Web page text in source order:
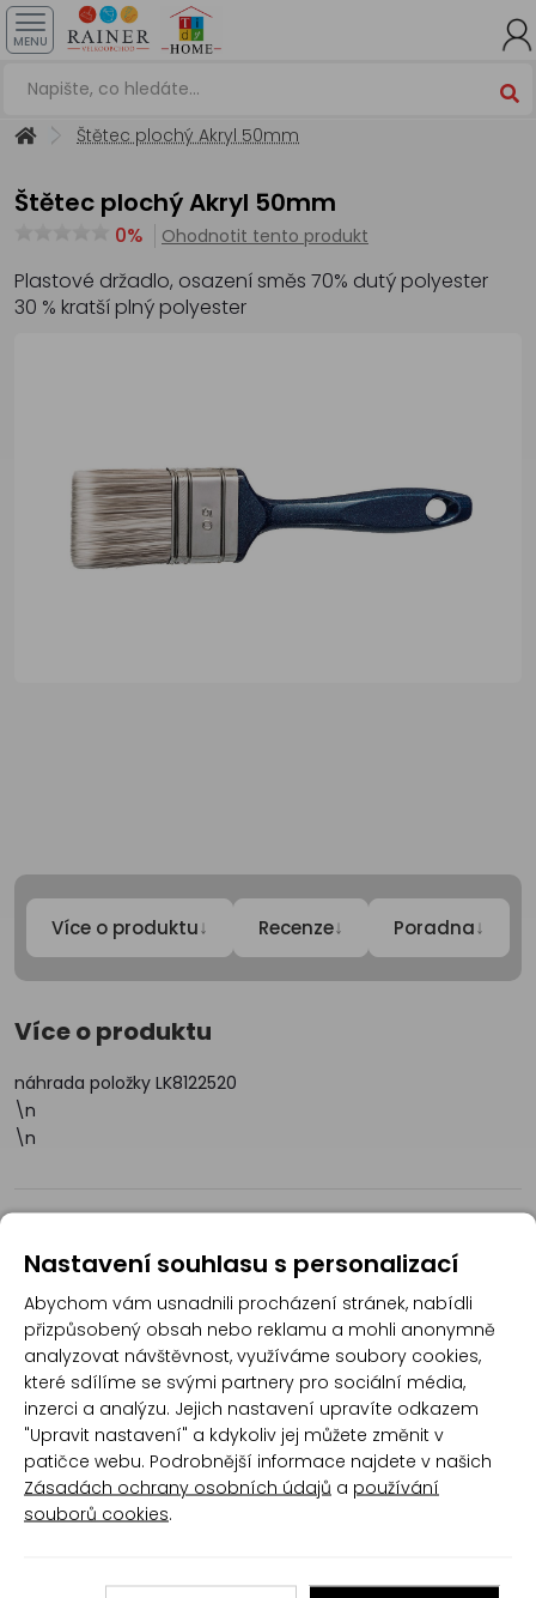
MENU
Štětec plochý Akryl 50mm
Štětec plochý Akryl 50mm
0% Ohodnotit tento produkt
Plastové držadlo, osazení směs 70% dutý polyester
30 % kratší plný polyester
Více o produktu↓ Recenze↓ Poradna↓
Více o produktu
náhrada položky LK8122520
\n
\n
Produkt zatím nemá žádné hodnocení, buďte
první, kdo produkt ohodnotí!
Přidat hodnocení
Poradna
Nastavení souhlasu s personalizací
Abychom vám usnadnili procházení stránek, nabídli
přizpůsobený obsah nebo reklamu a mohli anonymně
analyzovat návštěvnost, využíváme soubory cookies,
které sdílíme se svými partnery pro sociální média,
inzerci a analýzu. Jejich nastavení upravíte odkazem
"Upravit nastavení" a kdykoliv jej můžete změnit v
patičce webu. Podrobnější informace najdete v našich
Zásadách ochrany osobních údajů a používání
souborů cookies.